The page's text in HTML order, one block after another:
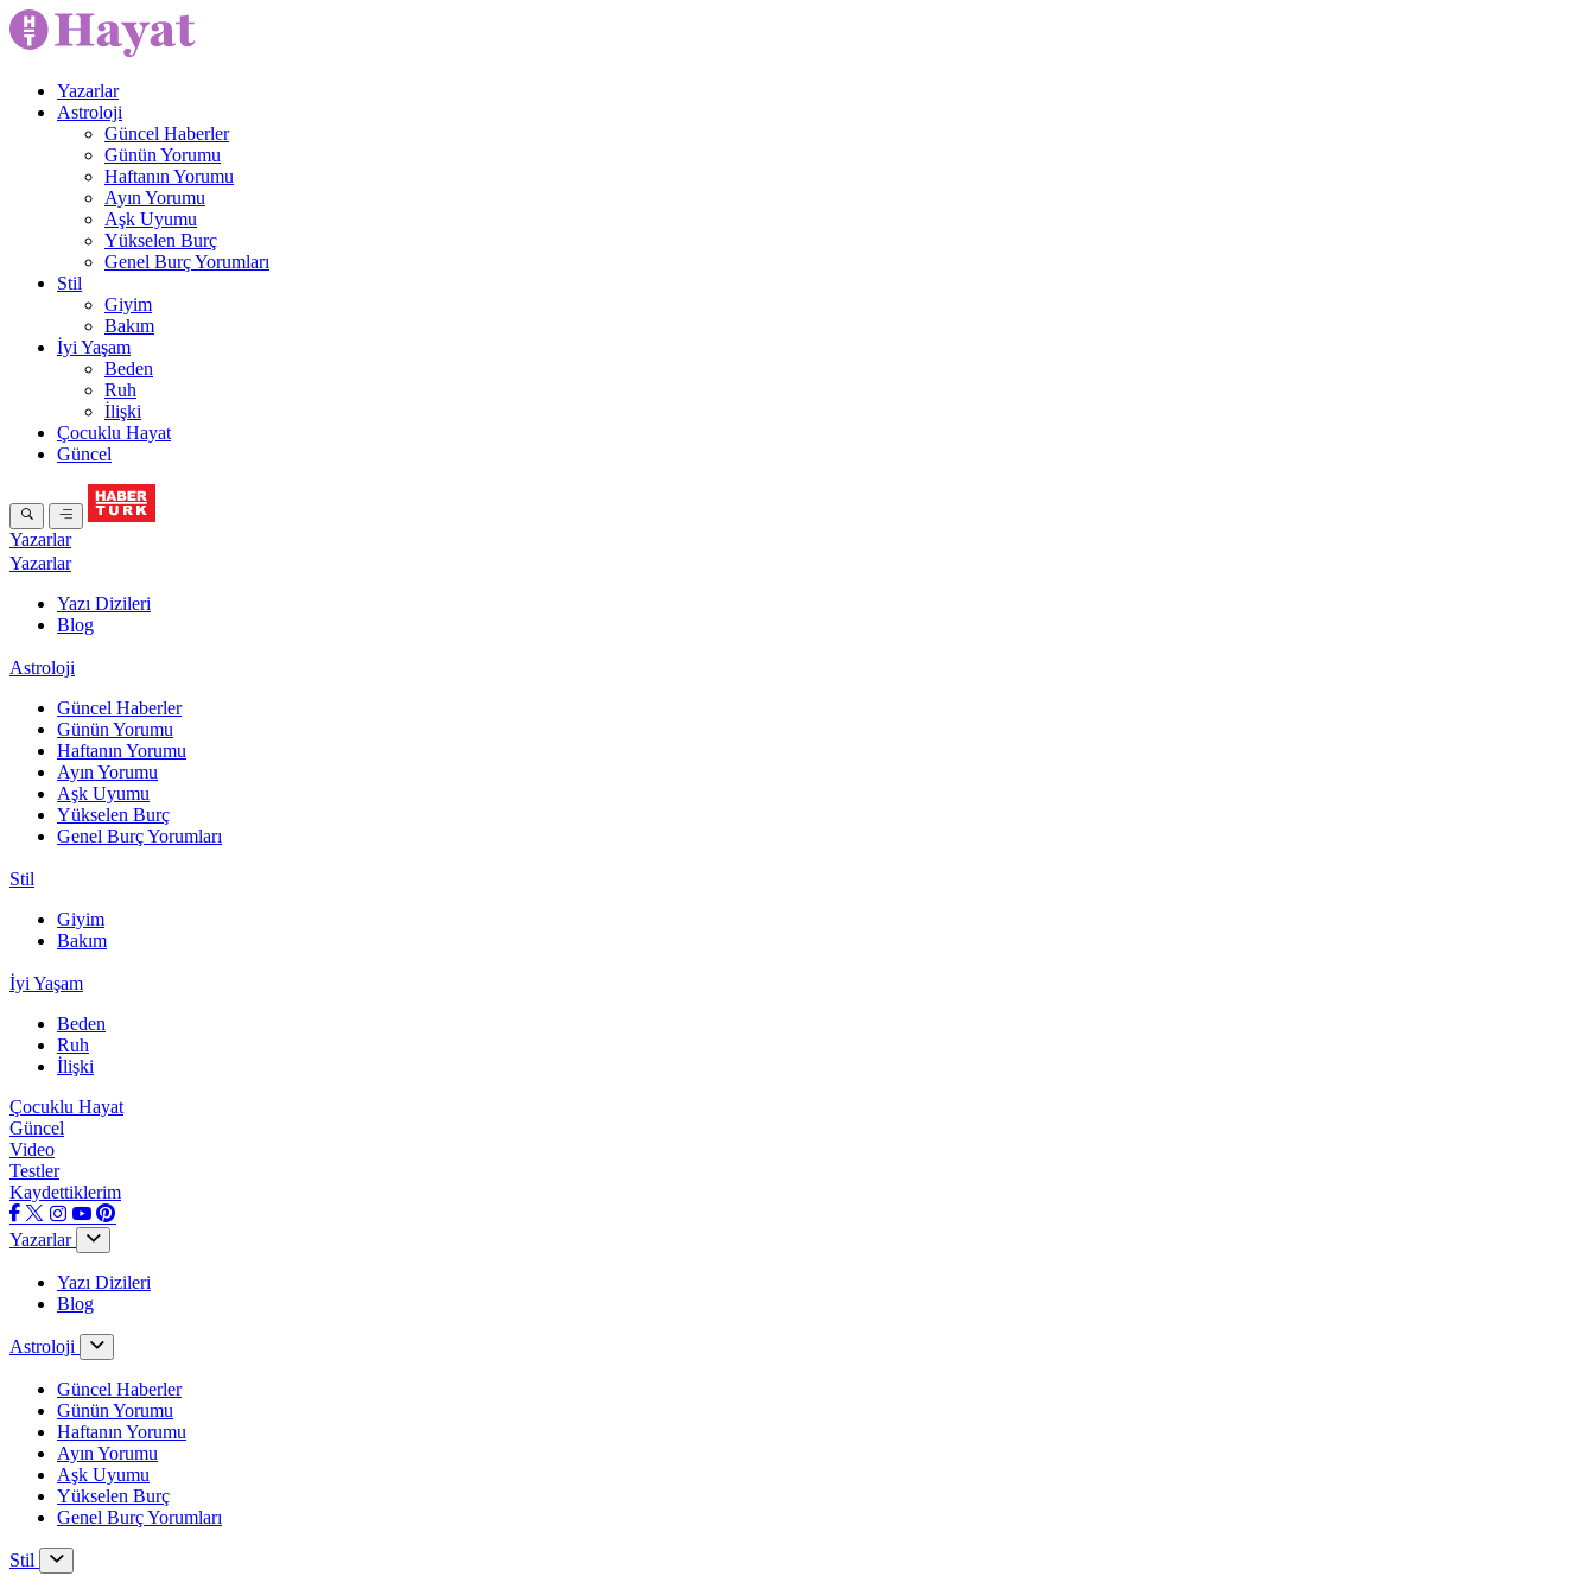
Yazarlar
Astroloji
Güncel Haberler
Günün Yorumu
Haftanın Yorumu
Ayın Yorumu
Aşk Uyumu
Yükselen Burç
Genel Burç Yorumları
Stil
Giyim
Bakım
İyi Yaşam
Beden
Ruh
İlişki
Çocuklu Hayat
Güncel
Yazarlar
Yazarlar
Yazı Dizileri
Blog
Astroloji
Güncel Haberler
Günün Yorumu
Haftanın Yorumu
Ayın Yorumu
Aşk Uyumu
Yükselen Burç
Genel Burç Yorumları
Stil
Giyim
Bakım
İyi Yaşam
Beden
Ruh
İlişki
Çocuklu Hayat
Güncel
Video
Testler
Kaydettiklerim
Yazarlar
Yazı Dizileri
Blog
Astroloji
Güncel Haberler
Günün Yorumu
Haftanın Yorumu
Ayın Yorumu
Aşk Uyumu
Yükselen Burç
Genel Burç Yorumları
Stil